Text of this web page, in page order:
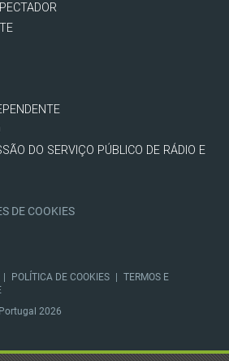
DO SERVIÇO PÚBLICO DE RÁDIO E
DE COOKIES
POLÍTICA DE COOKIES
TERMOS E
2026